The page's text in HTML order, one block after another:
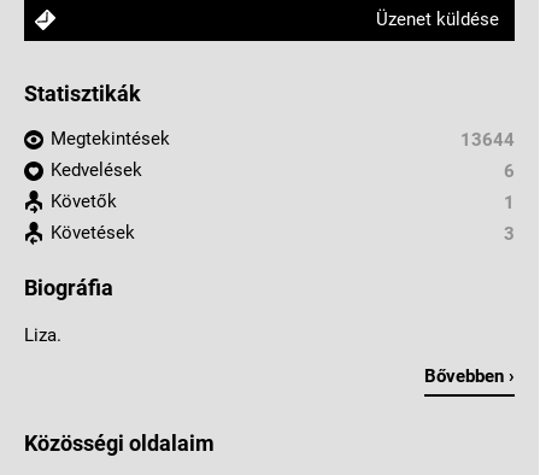
Üzenet küldése
Statisztikák
Megtekintések
13644
Kedvelések
6
Követők
1
Követések
3
Biográfia
Liza.
Bővebben ›
Közösségi oldalaim